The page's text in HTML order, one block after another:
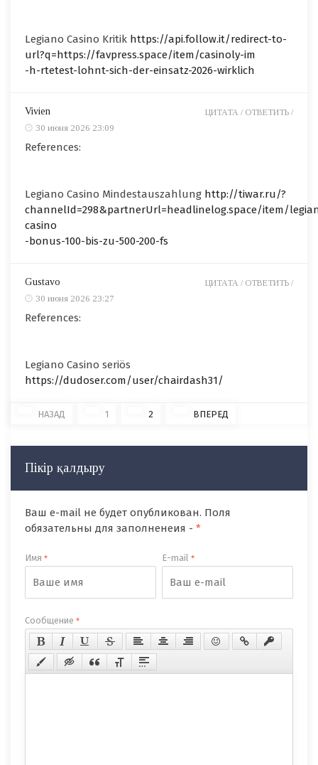
Legiano Casino Kritik https://api.follow.it/redirect-to-
url?q=https://favpress.space/item/casinoly-im
-h-rtetest-lohnt-sich-der-einsatz-2026-wirklich
Vivien
30 июня 2026 23:09
References:
Legiano Casino Mindestauszahlung http://tiwar.ru/?
channelId=298&partnerUrl=headlinelog.space/item/
casino
-bonus-100-bis-zu-500-200-fs
ЦИТАТА / ОТВЕТИТЬ /
Gustavo
30 июня 2026 23:27
References:
Legiano Casino seriös
https://dudoser.com/user/chairdash31/
ЦИТАТА / ОТВЕТИТЬ /
НАЗАД 1 2 ВПЕРЕД
Пікір қалдыру
Ваш e-mail не будет опубликован. Поля
обязательны для заполненеия - *
Имя * E-mail*
Сообщение *